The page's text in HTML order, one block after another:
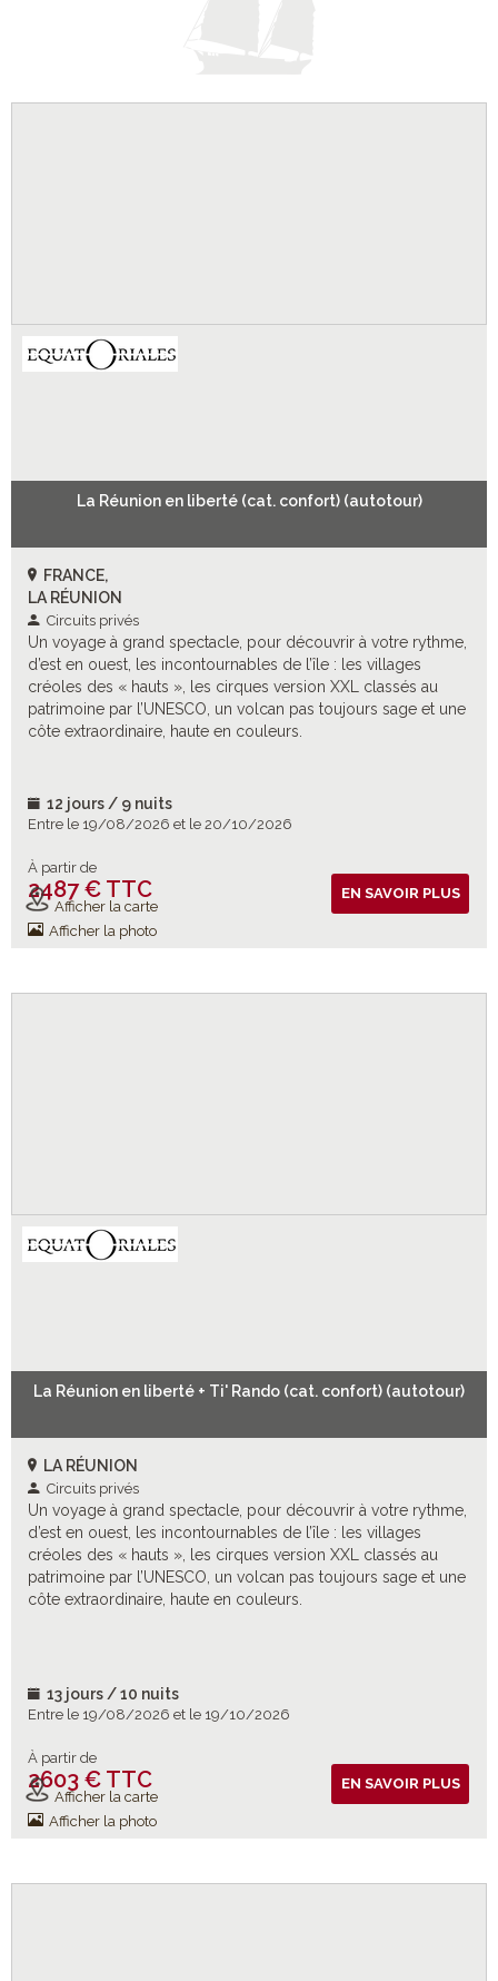
La Réunion en liberté (cat. confort) (autotour)
FRANCE,
LA RÉUNION
Circuits privés
Un voyage à grand spectacle, pour découvrir à votre rythme,
d’est en ouest, les incontournables de l’île : les villages
créoles des « hauts », les cirques version XXL classés au
patrimoine par l’UNESCO, un volcan pas toujours sage et une
côte extraordinaire, haute en couleurs.
12 jours / 9 nuits
Entre le 19/08/2026 et le 20/10/2026
À partir de
2487 € TTC
Vols inclus
Afficher la carte
Afficher la photo
EN SAVOIR PLUS
La Réunion en liberté + Ti' Rando (cat. confort) (autotour)
LA RÉUNION
Circuits privés
Un voyage à grand spectacle, pour découvrir à votre rythme,
d’est en ouest, les incontournables de l’île : les villages
créoles des « hauts », les cirques version XXL classés au
patrimoine par l’UNESCO, un volcan pas toujours sage et une
côte extraordinaire, haute en couleurs.
13 jours / 10 nuits
Entre le 19/08/2026 et le 19/10/2026
À partir de
2603 € TTC
Vols inclus
Afficher la carte
Afficher la photo
EN SAVOIR PLUS